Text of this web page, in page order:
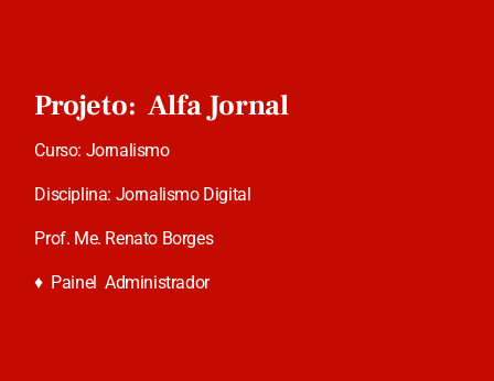
Projeto: Alfa Jornal
Curso: Jornalismo
Disciplina: Jornalismo Digital
Prof. Me. Renato Borges
♦ Painel Administrador